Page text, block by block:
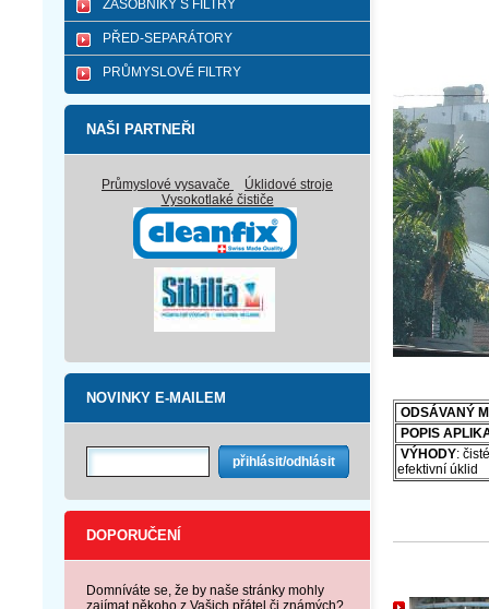
ZÁSOBNÍKY S FILTRY
PŘED-SEPARÁTORY
PRŮMYSLOVÉ FILTRY
NAŠI PARTNEŘI
Průmyslové vysavače
Úklidové stroje
Vysokotlaké čističe
NOVINKY E-MAILEM
DOPORUČENÍ
Domníváte se, že by naše stránky mohly
zajímat někoho z Vašich přátel či známých?
ODSÁVANÝ
POPIS
VÝHODY:
efektivní úklid